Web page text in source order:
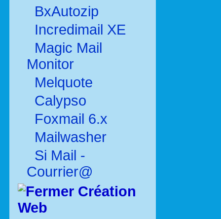
BxAutozip
Incredimail XE
Magic Mail
Monitor
Melquote
Calypso
Foxmail 6.x
Mailwasher
Si Mail -
Courrier@
Création
Web